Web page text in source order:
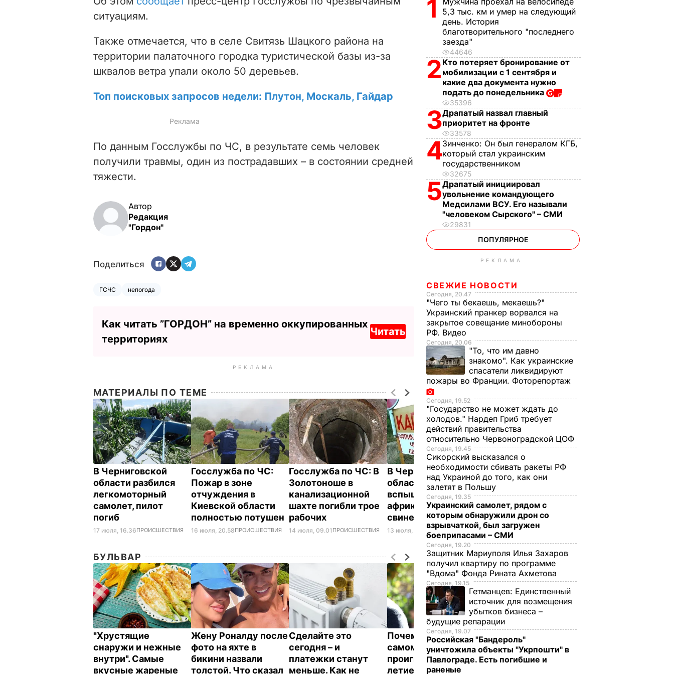
d
e
o
ситуациям.
Также отмечается, что в селе Свитязь Шацкого района на
территории палаточного городка туристической базы из-за
шквалов ветра упали около 50 деревьев.
Топ поисковых запросов недели: Плутон, Москаль, Гайдар
По данным Госслужбы по ЧС, в результате семь человек
получили травмы, один из пострадавших – в состоянии средней
тяжести.
Автор
Редакция
"Гордон"
Поделиться
ГСЧС непогода
Как читать ”ГОРДОН” на временно оккупированных
территориях
Читать
РЕКЛАМА
МАТЕРИАЛЫ ПО ТЕМЕ
В Черниговской
области разбился
легкомоторный
самолет, пилот
погиб
17 июля, 16.36ПРОИСШЕСТВИЯ
Госслужба по ЧС:
Пожар в зоне
отчуждения в
Киевской области
полностью потушен
16 июля, 20.58ПРОИСШЕСТВИЯ
Госслужба по ЧС: В
Золотоноше в
канализационной
шахте погибли трое
рабочих
14 июля, 09.01 ПРОИСШЕСТВИЯ
В Черниговской
области произошла
вспышка
африканской чумы
свиней
13 июля, 22.43ПРОИСШЕСТВИЯ
14 июля на большей
части территории
Украины ожидаются
кратковременные
дожди и грозы
13 июля, 19.54ОБЩЕСТВО
БУЛЬВАР
"Хрустящие
снаружи и нежные
внутри". Самые
вкусные жареные
Жену Роналду после
фото на яхте в
бикини назвали
толстой. Что сказал
Сделайте это
сегодня – и
платежки станут
меньше. Как не
Почему Чарльз III на
самом деле
проигнорировал 45-
летие жены принца
Галета с
помидорами
готовится легко, а
1
5,3 тыс. км и умер на следующий
день. История
благотворительного "последнего
заезда"
44646
2 Кто потеряет бронирование от
мобилизации с 1 сентября и
какие два документа нужно
подать до понедельника
35396
3Драпатый назвал главный
приоритет на фронте
33578
4Зинченко: Он был генералом КГБ,
который стал украинским
государственником
32675
5Драпатый инициировал
увольнение командующего
Медсилами ВСУ. Его называли
"человеком Сырского" – СМИ
29831
ПОПУЛЯРНОЕ
РЕКЛАМА
СВЕЖИЕ НОВОСТИ
Сегодня, 20.47
"Чего ты бекаешь, мекаешь?"
Украинский пранкер ворвался на
закрытое совещание минобороны
РФ. Видео
Сегодня, 20.06
"То, что им давно
знакомо". Как украинские
спасатели ликвидируют
пожары во Франции. Фоторепортаж
Сегодня, 19.52
"Государство не может ждать до
холодов." Нардеп Гриб требует
действий правительства
относительно Червоноградской ЦОФ
Сегодня, 19.45
Сикорский высказался о
необходимости сбивать ракеты РФ
над Украиной до того, как они
залетят в Польшу
Сегодня, 19.35
Украинский самолет, рядом с
которым обнаружили дрон со
взрывчаткой, был загружен
боеприпасами – СМИ
Сегодня, 19.20
Защитник Мариуполя Илья Захаров
получил квартиру по программе
"Вдома" Фонда Рината Ахметова
Сегодня, 19.15
Гетманцев: Единственный
источник для возмещения
убытков бизнеса –
будущие репарации
Сегодня, 19.07
Российская "Бандероль"
уничтожила объекты "Укрпошти" в
Павлограде. Есть погибшие и
раненые